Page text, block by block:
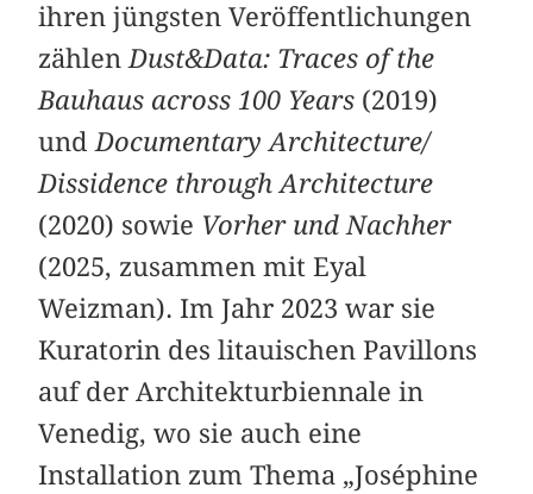
ihren jüngsten Veröffentlichungen
zählenDust&Data: Traces of the
Bauhaus across 100 Years (2019)
undDocumentary Architecture/
Dissidence through Architecture
(2020) sowie Vorher und Nachher
(2025, zusammen mit Eyal
Weizman). Im Jahr 2023 war sie
Kuratorin des litauischen Pavillons
auf der Architekturbiennale in
Venedig, wo sie auch eine
Installation zum Thema „Joséphine